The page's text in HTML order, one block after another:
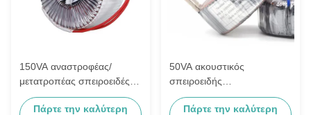
150VA αναστροφέας/
μετατροπέας σπειροειδές
Tansformer διπλό 110VAC
σε 12VAC/24VAC
Πάρτε την καλύτερη
50VA ακουστικός
σπειροειδής
μετασχηματιστής 220VAC
απομόνωσης ενιαίας φάσης
Πάρτε την καλύτερη